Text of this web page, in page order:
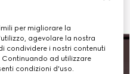
per migliorare la
agevolare la nostra
condividere i nostri contenuti
Continuando ad utilizzare
condizioni d'uso.